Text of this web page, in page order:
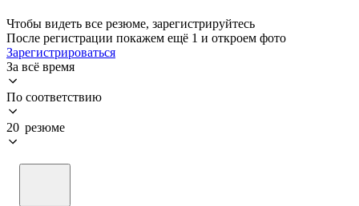
Чтобы видеть все резюме, зарегистрируйтесь
После регистрации покажем ещё 1 и откроем фото
Зарегистрироваться
За всё время
По соответствию
20 резюме